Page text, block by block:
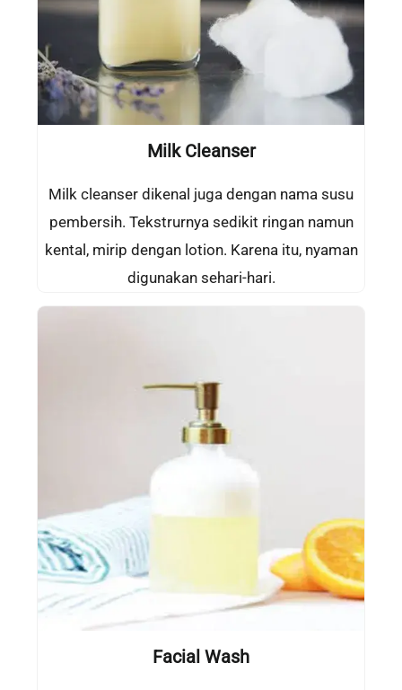
Milk Cleanser
Milk cleanser dikenal juga dengan nama susu
pembersih. Tekstrurnya sedikit ringan namun
kental, mirip dengan lotion. Karena itu, nyaman
digunakan sehari-hari.
Facial Wash